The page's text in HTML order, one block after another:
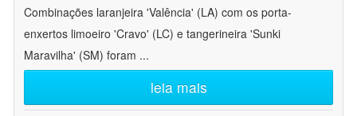
Combinações laranjeira 'Valência' (LA) com os porta-
enxertos limoeiro 'Cravo' (LC) e tangerineira 'Sunki
Maravilha' (SM) foram ...
leia mais